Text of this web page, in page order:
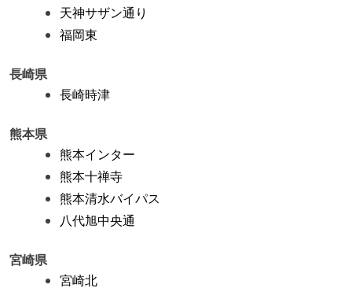
天神サザン通り
福岡東
長崎県
長崎時津
熊本県
熊本インター
熊本十禅寺
熊本清水バイパス
八代旭中央通
宮崎県
宮崎北